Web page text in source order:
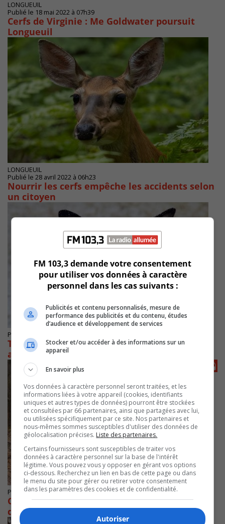
LONGUEUIL
Publié le 18 mai 2022 à 07h39
Cerfs de Virginie : Me Goldwater poursuit
Longueuil
LONGUEUIL
Publié le 28 avril 2022 à 06h23
Nourrir les cerfs empêche les accidents selon
un citoyen
Publié le 17 janvier 2022 à 17h04
Trop de cerfs de Virginie sur la Rive-Sud et
aucune solution d’ensemble
Publié le 27 septembre 2021 à 15h00
Cerfs de Virginie : les conseillers candidats
débattent sur la situation
FM 103,3 demande votre consentement
pour utiliser vos données à caractère
personnel dans les cas suivants :
Publicités et contenu personnalisés, mesure de
performance des publicités et du contenu, études
d’audience et développement de services
Stocker et/ou accéder à des informations sur un
appareil
En savoir plus
Vos données à caractère personnel seront traitées, et les
informations liées à votre appareil (cookies, identifiants
uniques et autres types de données) pourront être stockées
et consultées par 66 partenaires, ainsi que partagées avec lui,
ou utilisées spécifiquement par ce site. Nos partenaires et
nous-mêmes sommes susceptibles d'utiliser des données de
géolocalisation précises. Liste des partenaires.
Certains fournisseurs sont susceptibles de traiter vos
données à caractère personnel sur la base de l'intérêt
légitime. Vous pouvez vous y opposer en gérant vos options
ci-dessous. Recherchez un lien en bas de cette page ou dans
le menu du site pour gérer ou retirer votre consentement
dans les paramètres des cookies et de confidentialité.
Autoriser